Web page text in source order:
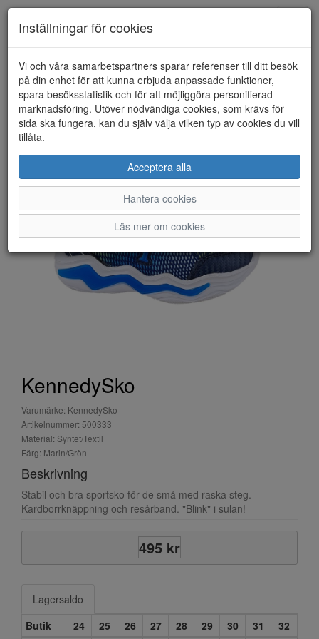
HEM KENNEDYSKO
KennedySko
Varumärke: KennedySko
Artikelnummer: 500333
Material: Syntet/Textil
Färg: Marin/Grön
Beskrivning
Stabil och bra sportsko för de små med raska steg.
Kardborrknäppning och resårband. "Blink" i sulan!
495 kr
Lagersaldo
Butik
24 25 26 27 28 29 30 31 32
Inställningar för cookies
Vi och våra samarbetspartners sparar referenser till ditt besök
på din enhet för att kunna erbjuda anpassade funktioner,
spara besöksstatistik och för att möjliggöra personifierad
marknadsföring. Utöver nödvändiga cookies, som krävs för
sida ska fungera, kan du själv välja vilken typ av cookies du vill
tillåta.
Acceptera alla
Hantera cookies
Läs mer om cookies